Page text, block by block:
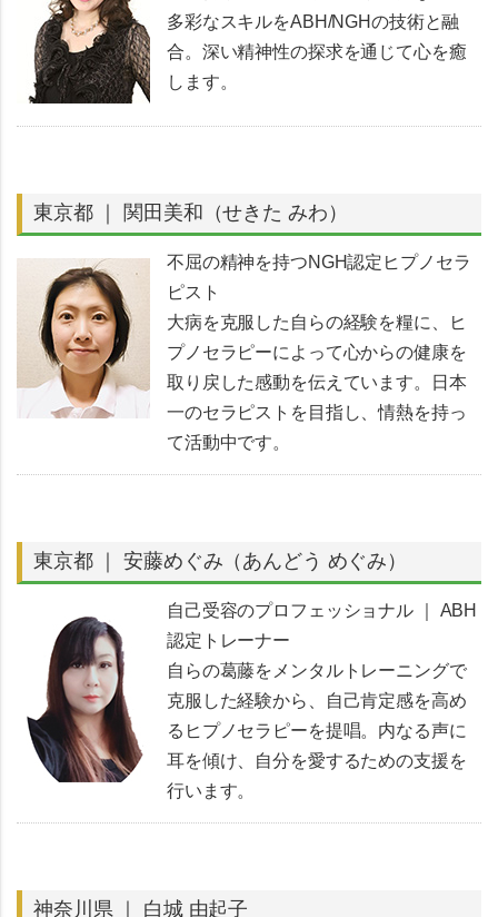
多彩なスキルをABH/NGHの技術と融
合。深い精神性の探求を通じて心を癒
します。
東京都 ｜ 関田美和（せきた みわ）
不屈の精神を持つNGH認定ヒプノセラ
ピスト
大病を克服した自らの経験を糧に、ヒ
プノセラピーによって心からの健康を
取り戻した感動を伝えています。日本
一のセラピストを目指し、情熱を持っ
て活動中です。
東京都 ｜ 安藤めぐみ（あんどう めぐみ）
自己受容のプロフェッショナル ｜ ABH
認定トレーナー
自らの葛藤をメンタルトレーニングで
克服した経験から、自己肯定感を高め
るヒプノセラピーを提唱。内なる声に
耳を傾け、自分を愛するための支援を
行います。
神奈川県 ｜ 白城 由起子